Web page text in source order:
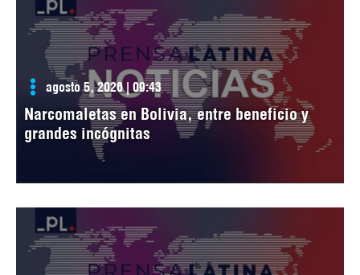
agosto 5, 2026 | 09:43
Narcomaletas en Bolivia, entre beneficio y
grandes incógnitas